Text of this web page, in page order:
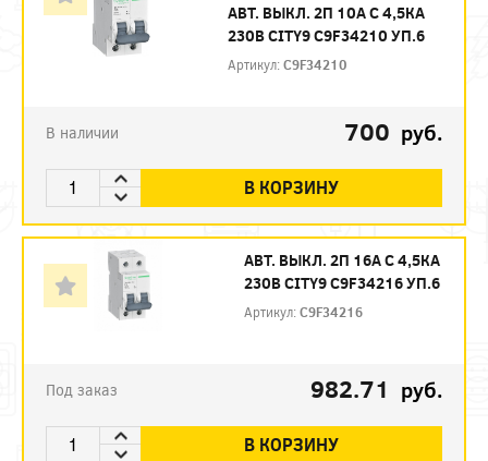
АВТ. ВЫКЛ. 2П 10А С 4,5КА
230В CITY9 C9F34210 УП.6
Артикул:C9F34210
В наличии 700 руб.
В КОРЗИНУ
АВТ. ВЫКЛ. 2П 16А С 4,5КА
230В CITY9 C9F34216 УП.6
Артикул:C9F34216
Под заказ 982.71 руб.
В КОРЗИНУ